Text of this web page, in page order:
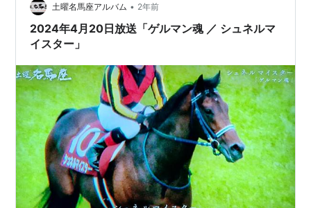
土曜名馬座アルバム • 2年前
2024年4月20日放送「ゲルマン魂 ／ シュネルマ
イスター」